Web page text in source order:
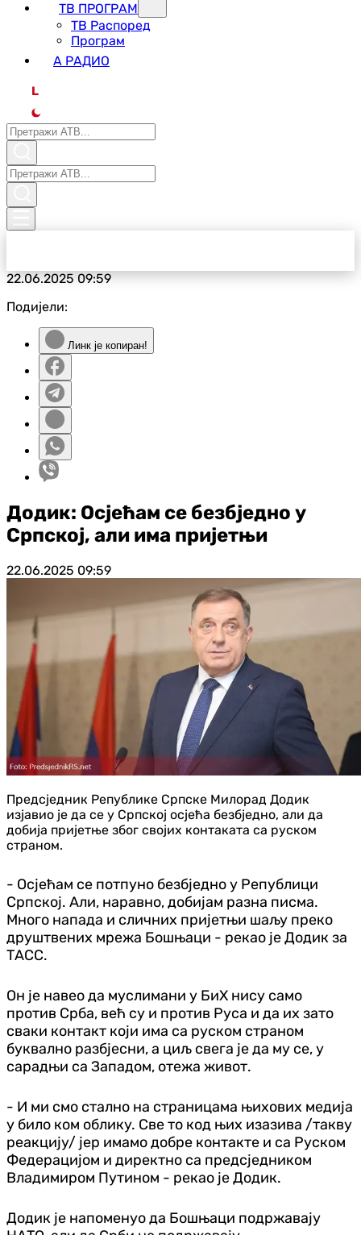
ТВ ПРОГРАМ
ТВ Распоред
Програм
А РАДИО
L
22.06.202509:59
Подијели:
Линк је копиран!
Додик: Осјећам се безбједно у
Српској, али има пријетњи
22.06.2025 09:59
Предсједник Републике Српске Милорад Додик
изјавио је да се у Српској осјећа безбједно, али да
добија пријетње због својих контаката са руском
страном.
- Осјећам се потпуно безбједно у Републици
Српској. Али, наравно, добијам разна писма.
Много напада и сличних пријетњи шаљу преко
друштвених мрежа Бошњаци - рекао је Додик за
ТАСС.
Он је навео да муслимани у БиХ нису само
против Срба, већ су и против Руса и да их зато
сваки контакт који има са руском страном
буквално разбјесни, а циљ свега је да му се, у
сарадњи са Западом, отежа живот.
- И ми смо стално на страницама њихових медија
у било ком облику. Све то код њих изазива /такву
реакцију/ јер имамо добре контакте и са Руском
Федерацијом и директно са предсједником
Владимиром Путином - рекао је Додик.
Додик је напоменуо да Бошњаци подржавају